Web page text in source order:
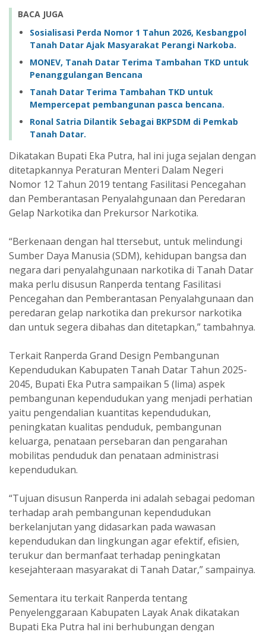
BACA JUGA
Sosialisasi Perda Nomor 1 Tahun 2026, Kesbangpol
Tanah Datar Ajak Masyarakat Perangi Narkoba.
MONEV, Tanah Datar Terima Tambahan TKD untuk
Penanggulangan Bencana
Tanah Datar Terima Tambahan TKD untuk
Mempercepat pembangunan pasca bencana.
Ronal Satria Dilantik Sebagai BKPSDM di Pemkab
Tanah Datar.
Dikatakan Bupati Eka Putra, hal ini juga sejalan dengan
ditetapkannya Peraturan Menteri Dalam Negeri
Nomor 12 Tahun 2019 tentang Fasilitasi Pencegahan
dan Pemberantasan Penyalahgunaan dan Peredaran
Gelap Narkotika dan Prekursor Narkotika.
“Berkenaan dengan hal ttersebut, untuk melindungi
Sumber Daya Manusia (SDM), kehidupan bangsa dan
negara dari penyalahgunaan narkotika di Tanah Datar
maka perlu disusun Ranperda tentang Fasilitasi
Pencegahan dan Pemberantasan Penyalahgunaan dan
peredaran gelap narkotika dan prekursor narkotika
dan untuk segera dibahas dan ditetapkan,” tambahnya.
Terkait Ranperda Grand Design Pembangunan
Kependudukan Kabupaten Tanah Datar Tahun 2025-
2045, Bupati Eka Putra sampaikan 5 (lima) aspek
pembangunan kependudukan yang menjadi perhatian
yaitu pengendalian kuantitas kependudukan,
peningkatan kualitas penduduk, pembangunan
keluarga, penataan persebaran dan pengarahan
mobilitas penduduk dan penataan administrasi
kependudukan.
“Tujuan disusun Ranperda ini adalah sebagai pedoman
terhadap arah pembangunan kependudukan
berkelanjutan yang didasarkan pada wawasan
kependudukan dan lingkungan agar efektif, efisien,
terukur dan bermanfaat terhadap peningkatan
kesejahteraan masyarakat di Tanah Datar,” sampainya.
Sementara itu terkait Ranperda tentang
Penyelenggaraan Kabupaten Layak Anak dikatakan
Bupati Eka Putra hal ini berhubungan dengan